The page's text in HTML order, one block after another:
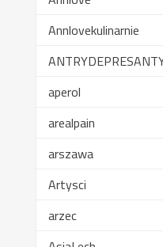
Annlovekulinarnie
aperol
arealpain
arszawa
Artysci
arzec